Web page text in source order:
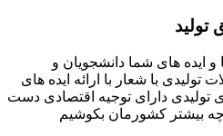
و ایده های شما دانشجویان و
تولیدی با شعار با ارائه ایده های
تولیدی دارای توجیه اقتصادی دست
بیشتر کشورمان بکوشیم